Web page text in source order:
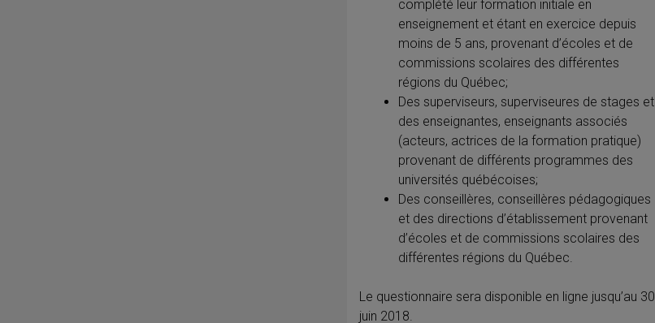
complété leur formation initiale en
enseignement et étant en exercice depuis
moins de 5 ans, provenant d’écoles et de
commissions scolaires des différentes
régions du Québec;
Des superviseurs, superviseures de stages et
des enseignantes, enseignants associés
(acteurs, actrices de la formation pratique)
provenant de différents programmes des
universités québécoises;
Des conseillères, conseillères pédagogiques
et des directions d’établissement provenant
d’écoles et de commissions scolaires des
différentes régions du Québec.
Le questionnaire sera disponible en ligne jusqu’au 30
juin 2018.